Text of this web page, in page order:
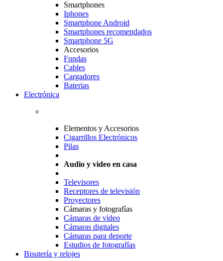
Smartphones
Iphones
Smartphone Android
Smartphones recomendados
Smartphone 5G
Accesorios
Fundas
Cables
Cargadores
Baterias
Electrónica
Elementos y Accesorios
Cigarrillos Electrónicos
Pilas
Audio y video en casa
Televisores
Receptores de televisión
Proyectores
Cámaras y fotografías
Cámaras de video
Cámaras digitales
Cámaras para deporte
Estudios de fotografías
Bisutería y relojes